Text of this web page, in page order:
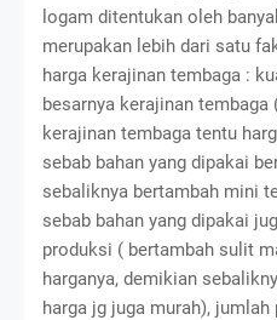
logam ditentukan oleh
merupakan lebih dari satu
harga kerajinan tembaga :
besarnya kerajinan
kerajinan tembaga tentu
sebab bahan yang dipakai
sebaliknya bertambah mini
sebab bahan yang dipakai
produksi ( bertambah sulit
harganya, demikian
harga jg juga murah),